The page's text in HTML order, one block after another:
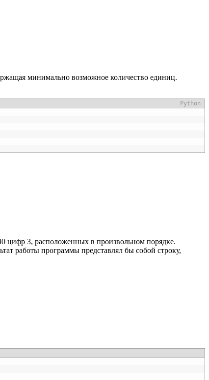
минимально возможное количество единиц.
Python
цифр 3, расположенных в произвольном порядке.
работы программы представлял бы собой строку,